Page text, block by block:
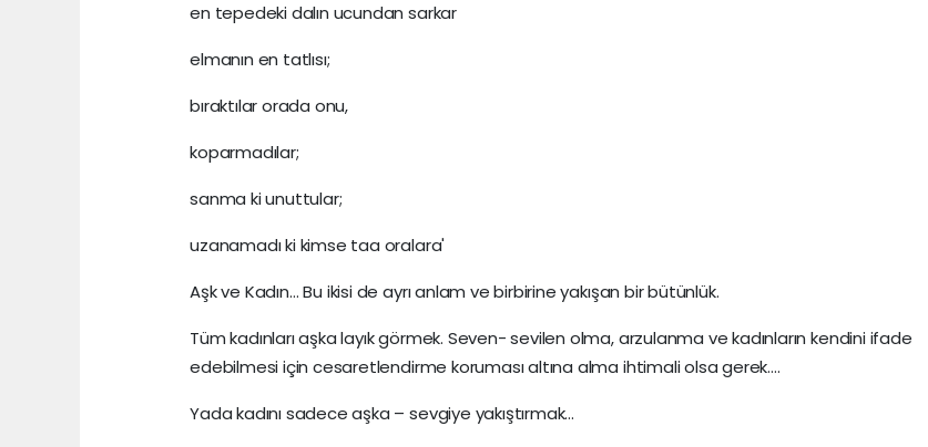
en tepedeki dalın ucundan sarkar
elmanın en tatlısı;
bıraktılar orada onu,
koparmadılar;
sanma ki unuttular;
uzanamadı ki kimse taa oralara'
Aşk ve Kadın… Bu ikisi de ayrı anlam ve birbirine yakışan bir bütünlük.
Tüm kadınları aşka layık görmek. Seven- sevilen olma, arzulanma ve kadınların kendini ifade
edebilmesi için cesaretlendirme koruması altına alma ihtimali olsa gerek….
Yada kadını sadece aşka – sevgiye yakıştırmak…